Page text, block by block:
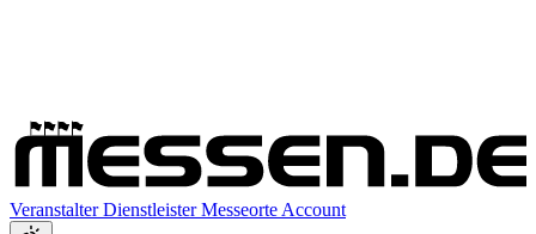
VeranstalterDienstleisterMesseorte Account